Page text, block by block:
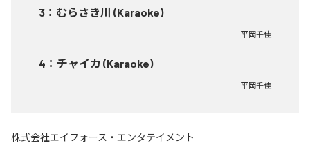
3 ： むらさき川 (Karaoke)
平岡千佳
4 ： チャイカ (Karaoke)
平岡千佳
株式会社エイフォース・エンタテイメント